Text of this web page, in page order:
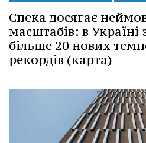
Спека досягає
масштабів: в Україні
більше 20 нових
рекордів (карта)